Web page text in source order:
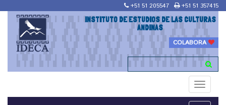
+51 51 205547 +51 51 357415
INSTITUTO DE ESTUDIOS DE LAS CULTURAS
ANDINAS
COLABORA
Toggle